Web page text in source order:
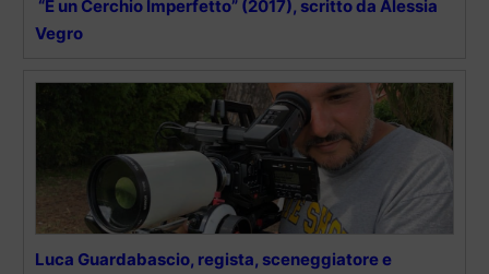
“È un Cerchio Imperfetto” (2017), scritto da Alessia
Vegro
Luca Guardabascio, regista, sceneggiatore e